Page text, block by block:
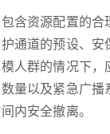
含资源配置的
通道的预设、安
人群的情况下
量以及紧急广
内安全撤离。